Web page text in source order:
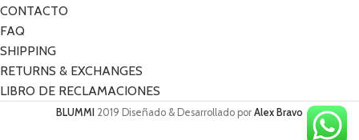
CONTACTO
FAQ
SHIPPING
RETURNS & EXCHANGES
LIBRO DE RECLAMACIONES
BLUMMI 2019 Diseñado & Desarrollado por Alex Bravo